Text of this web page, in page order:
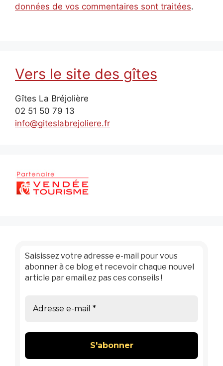
données de vos commentaires sont traitées.
Vers le site des gîtes
Gîtes La Bréjolière
02 51 50 79 13
info@giteslabrejoliere.fr
Saisissez votre adresse e-mail pour vous
abonner à ce blog et recevoir chaque nouvel
article par email.ez pas ces conseils !